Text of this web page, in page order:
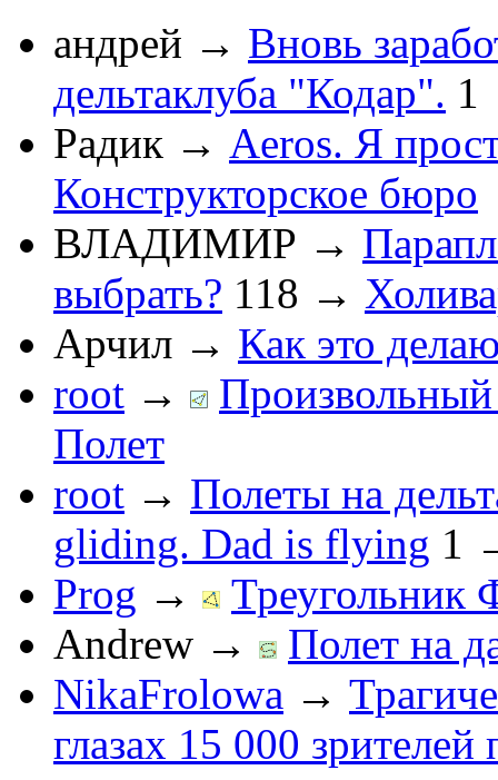
андрей → Вновь
дельтаклуба "Кодар". 1
Радик → Aeros. Я
Конструкторское бюро
ВЛАДИМИР →
выбрать? 118 →
Арчил → Как это
root →
Полет
root → Полеты на
gliding. Dad is flying 1
Prog →
Andrew →
Полет на
NikaFrolowa →
глазах 15 000